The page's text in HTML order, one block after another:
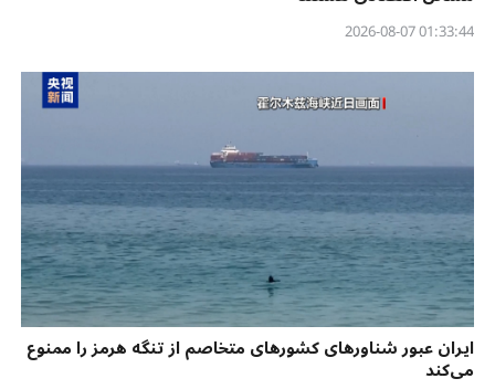
01:33:44 2026-08-07
ایران عبور شناورهای کشورهای متخاصم از تنگه هرمز را ممنوع
می‌کند